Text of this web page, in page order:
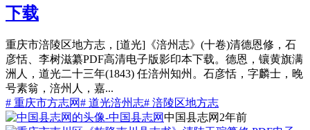
下载
重庆市涪陵区地方志，[道光]《涪州志》(十卷)清德恩修，石
彦恬、李树滋纂PDF高清电子版影印本下载。德恩，镶黄旗满
洲人，道光二十三年(1843) 任涪州知州。石彦恬，字麟士，晚
号素翁，涪州人，嘉...
# 重庆市方志网# 道光涪州志# 涪陵区地方志
中国县志网 2年前